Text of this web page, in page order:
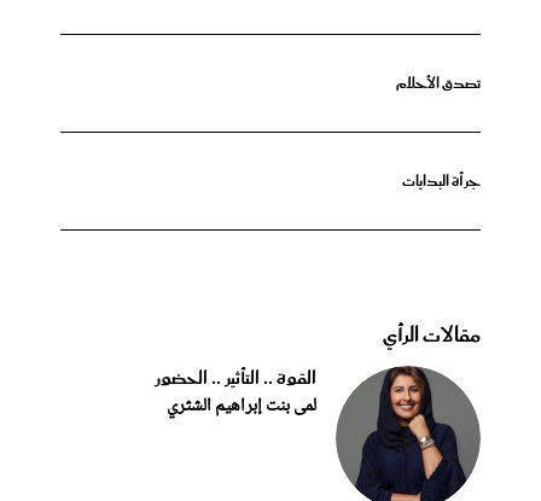
تصدق الأحلام
جرأة البدايات
مقالات الرأي
القوة .. التأثير .. الحضور
لمى بنت إبراهيم الشثري